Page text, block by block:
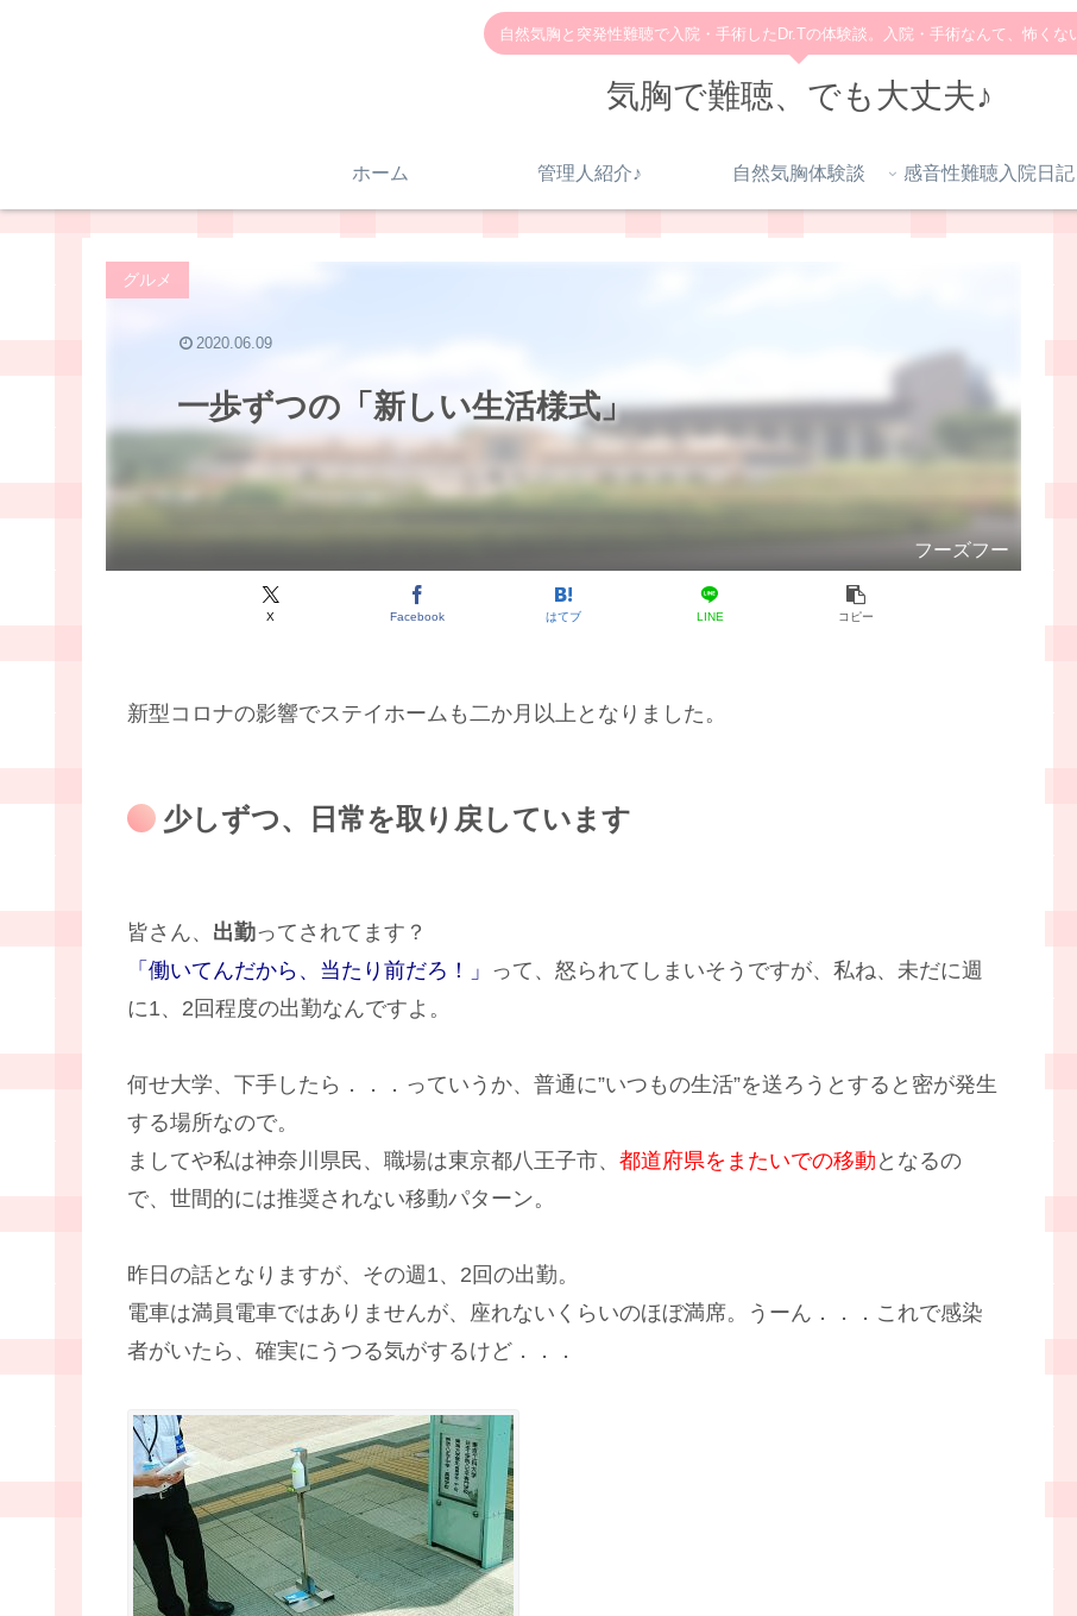
自然気胸と突発性難聴で入院・手術したDr.Tの体験談。入院・手術なんて、怖くな
気胸で難聴、でも大丈夫♪
ホーム 管理人紹介♪ 自然気胸体験談
一歩ずつの「新しい生活様式」
グルメ
フーズフー
X Facebook はてブ LINE コピー
2020.06.09
新型コロナの影響でステイホームも二か月以上となりました。
少しずつ、日常を取り戻しています
皆さん、 出勤ってされてます？
「働いてんだから、当たり前だろ！」 って、怒られてしまいそうですが、私ね、未だに週
に1、2回程度の出勤なんですよ。
何せ大学、下手したら．．．っていうか、普通に”いつもの生活”を送ろうとすると密が発生
する場所なので。
ましてや私は神奈川県民、職場は東京都八王子市、 都道府県をまたいでの移動 となるの
で、世間的には推奨されない移動パターン。
昨日の話となりますが、その週1、2回の出勤。
電車は満員電車ではありませんが、座れないくらいのほぼ満席。うーん．．．これで感染
者がいたら、確実にうつる気がするけど．．．